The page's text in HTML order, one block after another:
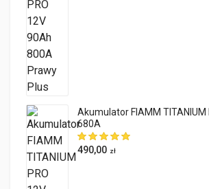
Akumulator FIAMM TITANIUM
680A
490,00 zł